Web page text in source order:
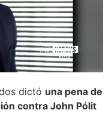
dictó una pena de
contra John Pólit